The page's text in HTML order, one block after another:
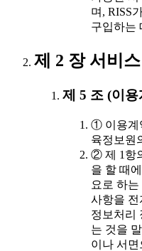
며, RISS
구입하는
제 2 장 서비
제 5 조 (이
① 이용계
육정보원
② 제 1항
을 할 때
요로 하는
사항을 전
정보처리
는 것을
이나 서